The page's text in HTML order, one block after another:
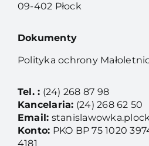
09-402 Płock
Dokumenty
Polityka ochrony
Tel. : (24) 268 87 98
Kancelaria: (24) 268 62 50
Email:
Konto: PKO BP 75 1020
4181